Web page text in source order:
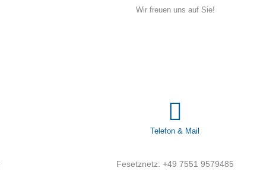
Wir freuen uns auf Sie!
Telefon & Mail
Fesetznetz: +49 7551 9579485